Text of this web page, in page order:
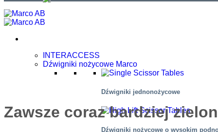
INTERACCESS
Dźwigniki nożycowe Marco
Dźwigniki jednonożycowe
Dźwigniki nożycowe o wysokim
Zawsze coraz bardziej